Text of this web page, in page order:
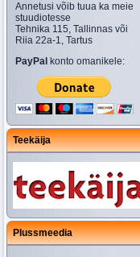
Annetusi võib tuua ka meie
stuudiotesse
Tehnika 115, Tallinnas või
Riia 22a-1, Tartus
PayPal konto omanikele:
Teekäija
Plussmeedia